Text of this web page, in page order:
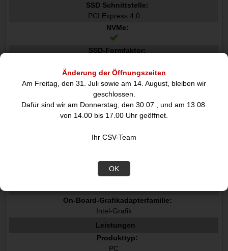
Änderung der Öffnungszeiten
Am Freitag, den 31. Juli sowie am 14. August, bleiben wir
geschlossen.
Dafür sind wir am Donnerstag, den 30.07., und am 13.08.
von 14.00 bis 17.00 Uhr geöffnet.
Ihr CSV-Team
OK
SSD Schnittstelle:
PCI Express 4.0
NVMe:
SSD-Formfaktor:
Grafik
Separater Grafikadapter:
Nein
Eingebaute Grafikadapter:
Separates Grafikkartenmodell:
Intel-Grafik
Hersteller der eingebauten GPU:
On-Board-Grafikadapterfamilie:
Intel-Grafik
Leistungen
Produkttyp:
PC